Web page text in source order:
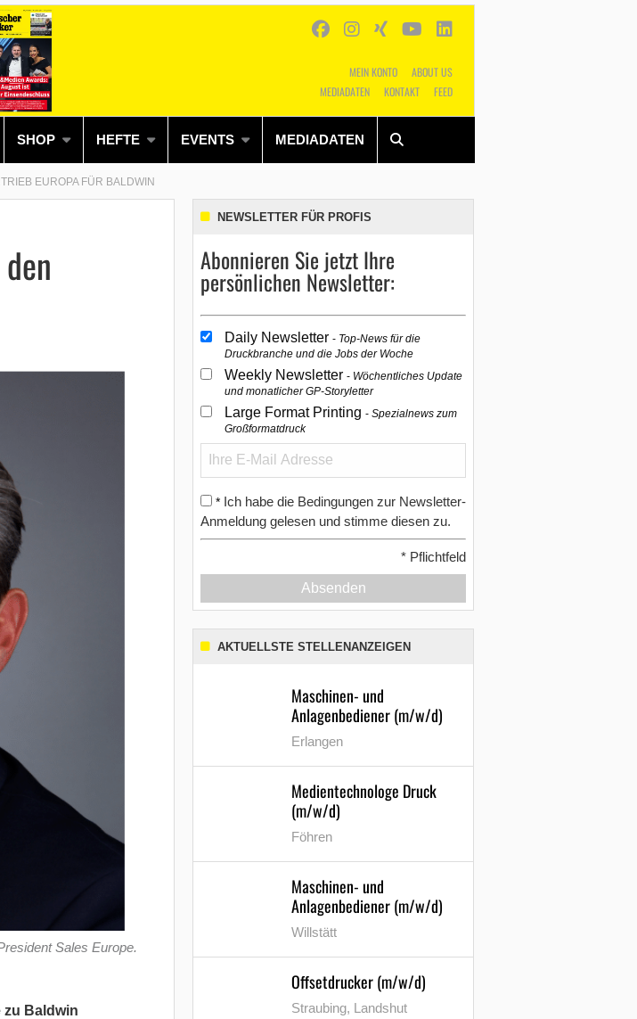
MEIN KONTO
ABOUT US
MEDIADATEN
KONTAKT FEED
SHOP HEFTE EVENTS MEDIADATEN
Alles Shop SUCHEN
EUROPA FÜR BALDWIN
Sales Europe.
zu Baldwin
NEWSLETTER FÜR PROFIS
Abonnieren Sie jetzt Ihre
persönlichen Newsletter:
Daily Newsletter Top-News für die
Druckbranche und die Jobs der Woche
Weekly Newsletter Wöchentliches Update
und monatlicher GP-Storyletter
Large Format Printing Spezialnews zum
Großformatdruck
* Ich habe die Bedingungen zur Newsletter-
Anmeldung gelesen und stimme diesen zu.
* Pflichtfeld
Absenden
AKTUELLSTE STELLENANZEIGEN
Maschinen- und
Anlagenbediener (m/w/d)
Erlangen
Medientechnologe Druck
(m/w/d)
Föhren
Maschinen- und
Anlagenbediener (m/w/d)
Willstätt
Offsetdrucker (m/w/d)
Straubing, Landshut